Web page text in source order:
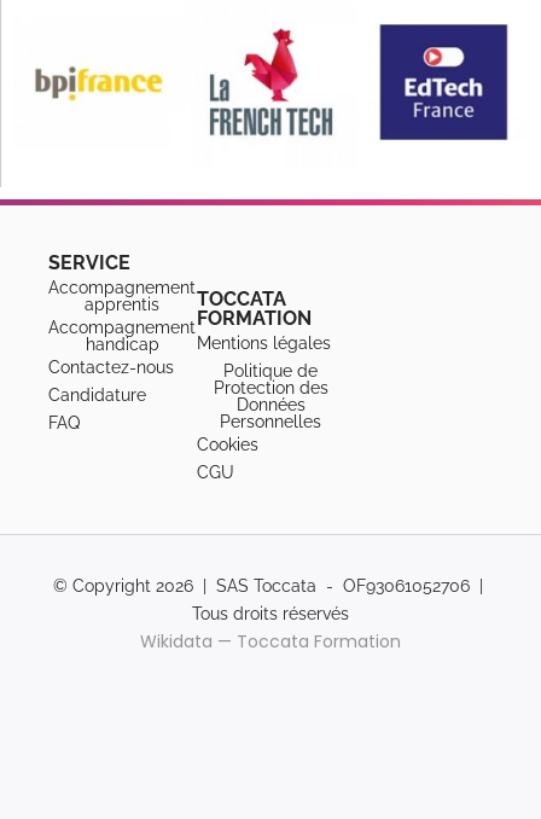
SERVICE
Accompagnement
apprentis
Accompagnement
handicap
Contactez-nous
Candidature
FAQ
TOCCATA
FORMATION
Mentions légales
Politique de
Protection des
Données
Personnelles
Cookies
CGU
© Copyright 2026 | SAS Toccata - OF93061052706 |
Tous droits réservés
Wikidata — Toccata Formation